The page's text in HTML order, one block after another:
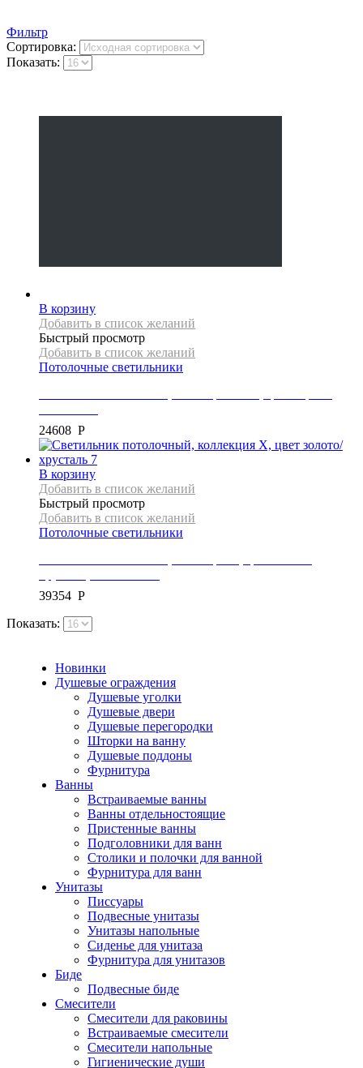
Фильтр
Сортировка:
Показать:
В корзину
Добавить в список желаний
Быстрый просмотр
Добавить в список желаний
Потолочные светильники
24608 Р
В корзину
Добавить в список желаний
Быстрый просмотр
Добавить в список желаний
Потолочные светильники
39354 Р
Показать:
Новинки
Душевые ограждения
Душевые уголки
Душевые двери
Душевые перегородки
Шторки на ванну
Душевые поддоны
Фурнитура
Ванны
Встраиваемые ванны
Ванны отдельностоящие
Пристенные ванны
Подголовники для ванн
Столики и полочки для ванной
Фурнитура для ванн
Унитазы
Писсуары
Подвесные унитазы
Унитазы напольные
Сиденье для унитаза
Фурнитура для унитазов
Биде
Подвесные биде
Cмесители
Смесители для раковины
Встраиваемые смесители
Смесители напольные
Гигиенические души